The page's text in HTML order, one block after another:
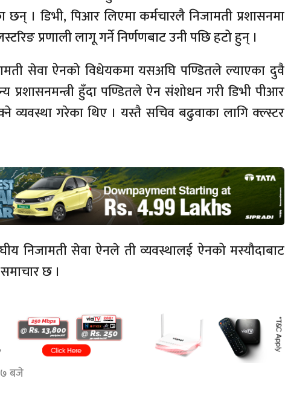
छन् । डिभी, पिआर लिएमा कर्मचारलै निजामती प्रशासनमा
प्रणाली लागू गर्ने निर्णणबाट उनी पछि हटो हुन् ।
सेवा ऐनको विधेयकमा यसअघि पण्डितले ल्याएका दुवै
प्रशासनमन्त्री हुँदा पण्डितले ऐन संशोधन गरी डिभी पीआर
व्यवस्था गरेका थिए । यस्तै सचिव बढुवाका लागि क्ल्स्टर
निजामती सेवा ऐनले ती व्यवस्थालई ऐनको मस्यौदाबाट
छ ।
बजे